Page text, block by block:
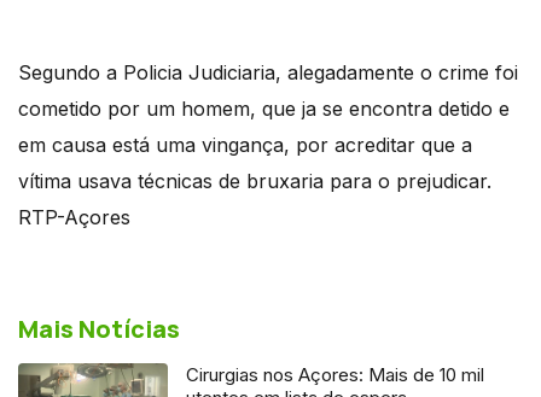
Segundo a Policia Judiciaria, alegadamente o crime foi
cometido por um homem, que ja se encontra detido e
em causa está uma vingança, por acreditar que a
vítima usava técnicas de bruxaria para o prejudicar.
RTP-Açores
Mais Notícias
Cirurgias nos Açores: Mais de 10 mil